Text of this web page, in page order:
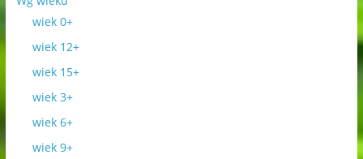
wiek 0+
wiek 12+
wiek 15+
wiek 3+
wiek 6+
wiek 9+